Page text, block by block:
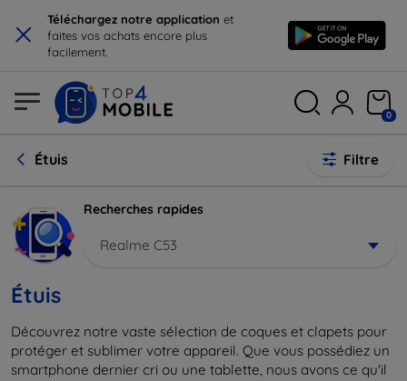
× Téléchargez notre application et
faites vos achats encore plus
facilement.
0
Étuis Filtre
Recherches rapides
Realme C53
Étuis
Découvrez notre vaste sélection de coques et clapets pour
protéger et sublimer votre appareil. Que vous possédiez un
smartphone dernier cri ou une tablette, nous avons ce qu'il